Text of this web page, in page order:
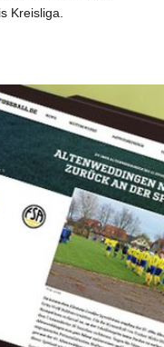
Kreisliga.